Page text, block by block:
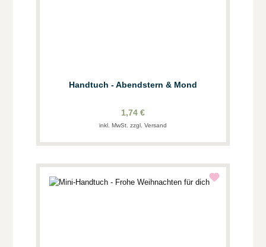
Handtuch - Abendstern & Mond
1,74 €
inkl. MwSt. zzgl. Versand